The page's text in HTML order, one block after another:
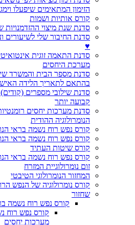
הזימון המתאימים שיפעלו
קורס אותיות ושמות
סדנת שנת מיצוי
סדנת החיבור שלי לשיעורים
♥
סדנת התאמה זוגית
מערכת היחסים
סדנת מספר הבית והמשרד
בהתאם לתאריך הלידה
סדנת שילובי מספרים
קבועה יותר
סדנת מערכות יחסים
הנומרולוגיה ההודית
קורס נפש רוח נשמה בראי
קורס נפש רוח נשמה בראי
קורס שיטות העתיד
קורס נפש רוח נשמה בראי
זום נומרולוגיית המזרח
המחזור הנומרולוגי הטיבטי
קורס נומרולוגיה של הנפש
שחזור
קורס נפש רוח נשמה
קורס נפש רוח
מערכות יחסים